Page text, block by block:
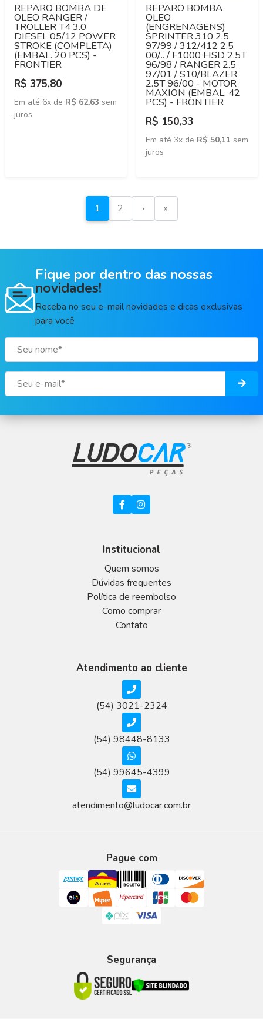
REPARO BOMBA DE
OLEO RANGER /
TROLLER T4 3.0
DIESEL 05/12 POWER
STROKE (COMPLETA)
(EMBAL. 20 PCS) -
FRONTIER
R$ 375,80
Em até 6x de R$ 62,63 sem
juros
REPARO BOMBA
OLEO
(ENGRENAGENS)
SPRINTER 310 2.5
97/99 / 312/412 2.5
00/... / F1000 HSD 2.5T
96/98 / RANGER 2.5
97/01 / S10/BLAZER
2.5T 96/00 - MOTOR
MAXION (EMBAL. 42
PCS) - FRONTIER
R$ 150,33
Em até 3x de R$ 50,11 sem
juros
1 2 › »
Fique por dentro das nossas
novidades!
Receba no seu e-mail novidades e dicas exclusivas
para você
Institucional
Quem somos
Dúvidas frequentes
Política de reembolso
Como comprar
Contato
Atendimento ao cliente
(54) 3021-2324
(54) 98448-8133
(54) 99645-4399
atendimento@ludocar.com.br
Pague com
Segurança